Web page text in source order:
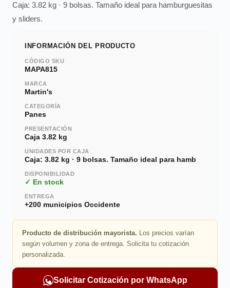
Caja: 3.82 kg · 9 bolsas. Tamaño ideal para hamburguesitas
y sliders.
INFORMACIÓN DEL PRODUCTO
CÓDIGO SKU
MAPA815
MARCA
Martin's
CATEGORÍA
Panes
PRESENTACIÓN
Caja 3.82 kg
UNIDADES POR CAJA
Caja: 3.82 kg · 9 bolsas. Tamaño ideal para hamb
DISPONIBILIDAD
✓ En stock
ENTREGA
+200 municipios Occidente
Producto de distribución mayorista. Los precios varían
según volumen y zona de entrega. Solicita tu cotización
personalizada.
Solicitar Cotización por WhatsApp